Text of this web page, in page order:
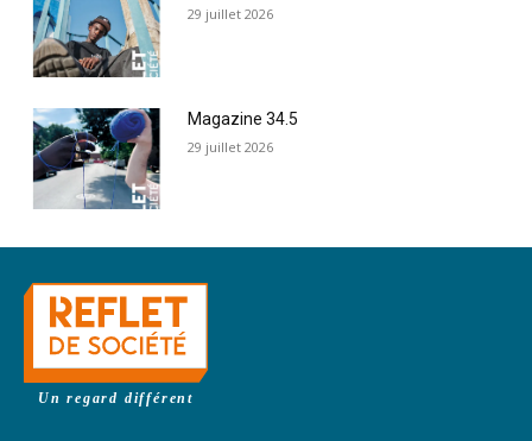
29 juillet 2026
Magazine 34.5
29 juillet 2026
Un regard différent